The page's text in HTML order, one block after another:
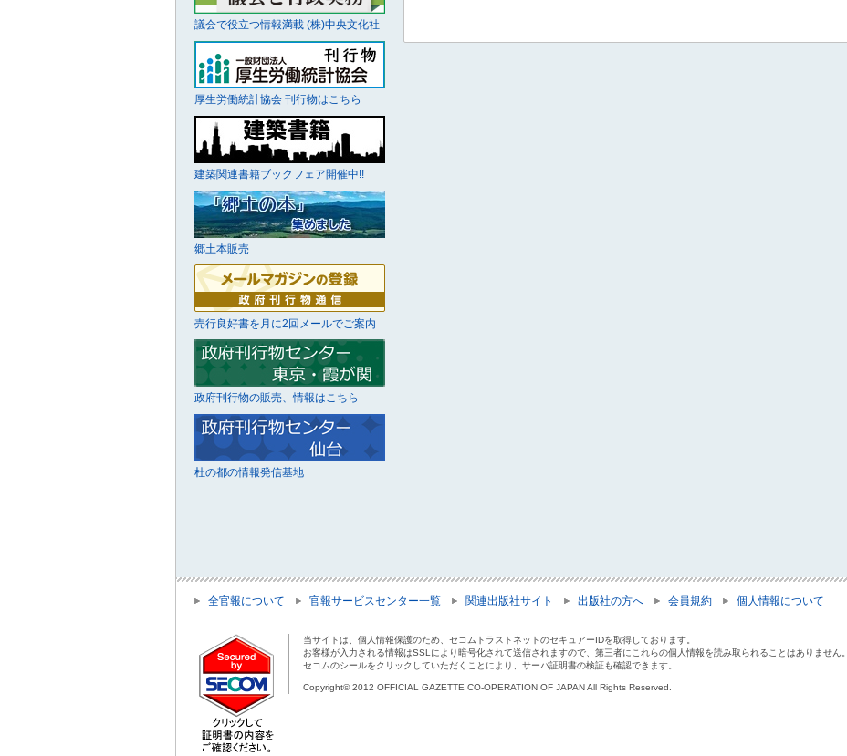
議会で役立つ情報満載 (株)中央文化社
厚生労働統計協会 刊行物はこちら
建築関連書籍ブックフェア開催中!!
郷土本販売
売行良好書を月に2回メールでご案内
政府刊行物の販売、情報はこちら
杜の都の情報発信基地
全官報について 官報サービスセンター一覧 関連出版社サイト 出版社の方へ 会員規約 個人情報について
当サイトは、個人情報保護のため、セコムトラストネットのセキュアーIDを取得しております。
お客様が入力される情報はSSLにより暗号化されて送信されますので、第三者にこれらの個人情報を読み取られることはありません。
セコムのシールをクリックしていただくことにより、サーバ証明書の検証も確認できます。
Copyright© 2012 OFFICIAL GAZETTE CO-OPERATION OF JAPAN All Rights Reserved.